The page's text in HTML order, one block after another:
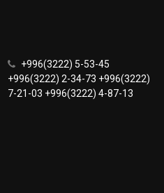
+996(3222) 5-53-45
+996(3222) 2-34-73 +996(3222)
7-21-03 +996(3222) 4-87-13